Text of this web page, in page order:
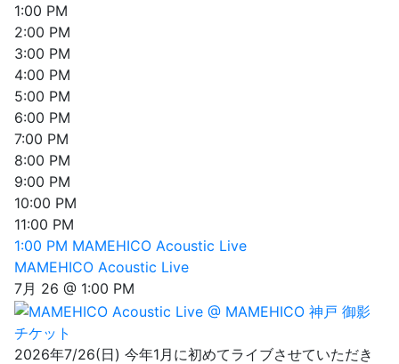
1:00 PM
2:00 PM
3:00 PM
4:00 PM
5:00 PM
6:00 PM
7:00 PM
8:00 PM
9:00 PM
10:00 PM
11:00 PM
1:00 PM MAMEHICO Acoustic Live
MAMEHICO Acoustic Live
7月 26 @ 1:00 PM
チケット
2026年7/26(日) 今年1月に初めてライブさせていただき